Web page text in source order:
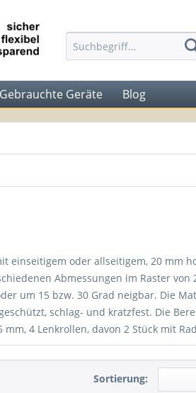
Gebrauchte Geräte Blog
einseitigem oder allseitigem, 20 mm
Abmessungen im Raster von
um 15 bzw. 30 Grad neigbar. Die
schlag- und kratzfest. Die
4 Lenkrollen, davon 2 Stück mit
Sortierung: